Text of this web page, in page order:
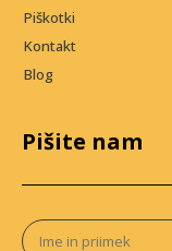
Piškotki
Kontakt
Blog
Pišite nam